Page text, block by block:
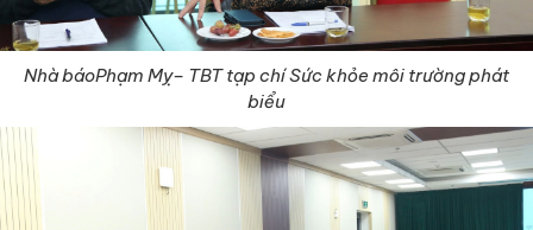
Nhà báoPhạm Mỵ– TBT tạp chí Sức khỏe môi trường phát
biểu